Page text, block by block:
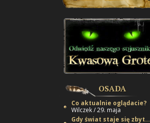
OSADA
Co aktualnie oglądacie?
Wilczek / 29. maja
Gdy świat staje się zbyt...